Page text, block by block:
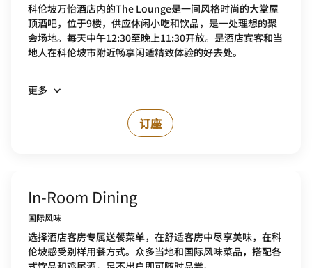
科伦坡万怡酒店内的The Lounge是一间风格时尚的大堂屋
顶酒吧，位于9楼，供应休闲小吃和饮品，是一处理想的聚
会场地。每天中午12:30至晚上11:30开放。是酒店宾客和当
地人在科伦坡市附近畅享闲适精致体验的好去处。
更多
订座
In-Room Dining
国际风味
选择酒店客房专属送餐菜单，在舒适客房中尽享美味，在科
伦坡感受别样用餐方式。众多当地和国际风味菜品，搭配各